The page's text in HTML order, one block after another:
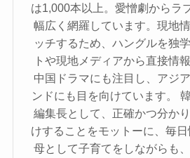
は1,000本以上。愛憎劇からラ
幅広く網羅しています。現地
ッチするため、ハングルを独
トや現地メディアから直接情
中国ドラマにも注目し、アジ
ンドにも目を向けています。
編集長として、正確かつ分か
けすることをモットーに、毎
母として子育てをしながらも